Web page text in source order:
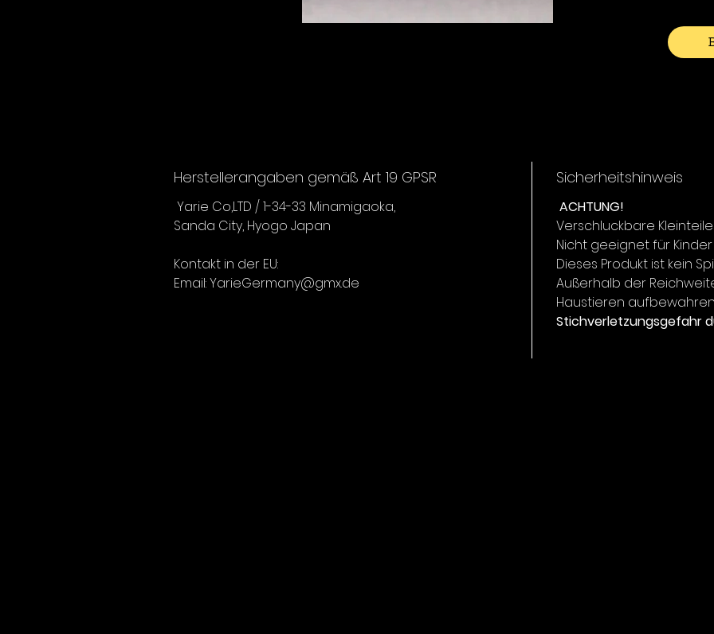
Er
auch
Herstellerangaben gemäß Art 19 GPSR
Yarie Co,LTD / 1-34-33 Minamigaoka,
Sanda City, Hyogo Japan
Kontakt in der EU:
Email: YarieGermany@gmx.de
Sicherheitshinweis
ACHTUNG!
Verschluckbare Kleinteile!
Nicht geeignet für
Dieses Produkt ist kein
Außerhalb der
Haustieren
Stichverletzungsgefahr